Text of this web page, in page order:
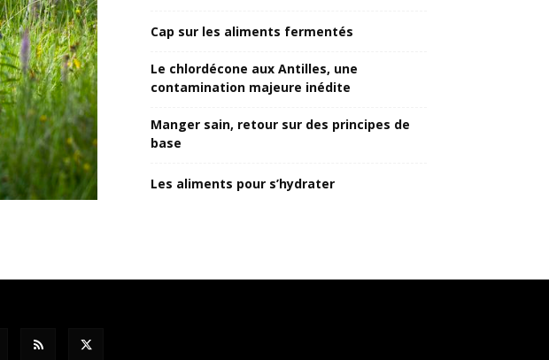
Cap sur les aliments fermentés
Le chlordécone aux Antilles, une
contamination majeure inédite
Manger sain, retour sur des principes de
base
Les aliments pour s’hydrater